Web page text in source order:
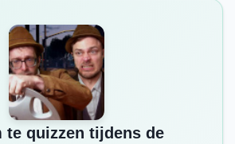
te quizzen tijdens de